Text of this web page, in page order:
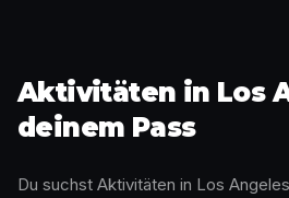
Aktivitäten in Los
deinem Pass
Du suchst Aktivitäten in Los